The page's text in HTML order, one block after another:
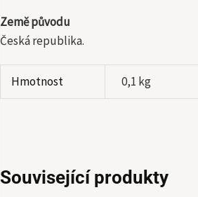
Země původu
Česká republika.
Hmotnost 0,1 kg
Související produkty